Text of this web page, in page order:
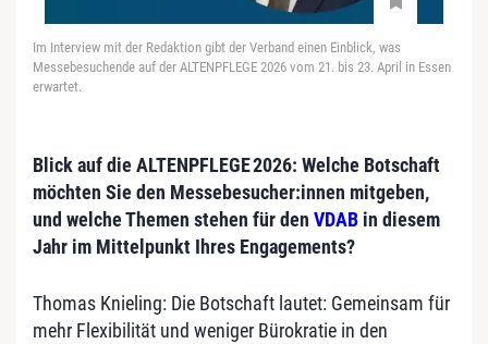
Im Interview mit der Redaktion gibt der Verband einen Einblick, was
Messebesuchende auf der ALTENPFLEGE 2026 vom 21. bis 23. April in Essen
erwartet.
Blick auf die ALTENPFLEGE2026: Welche Botschaft
möchten Sie den Messebesucher:innen mitgeben,
und welche Themen stehen für den VDAB in diesem
Jahr im Mittelpunkt Ihres Engagements?
Thomas Knieling: Die Botschaft lautet: Gemeinsam für
mehr Flexibilität und weniger Bürokratie in den